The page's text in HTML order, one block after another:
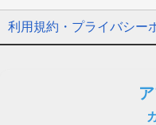
利用規約・プライバシー